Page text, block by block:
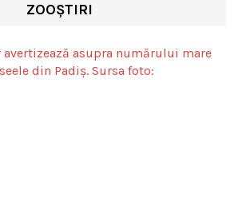
ZOOȘTIRI